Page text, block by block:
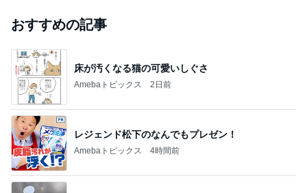
おすすめの記事
床が汚くなる猫の可愛いしぐさ
Amebaトピックス 2日前
レジェンド松下のなんでもプレゼン！
Amebaトピックス 4時間前